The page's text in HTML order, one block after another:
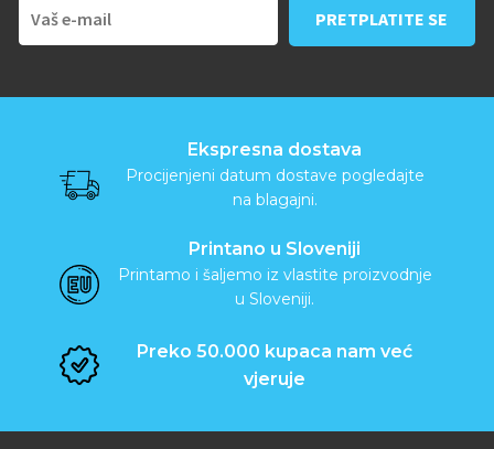
Ekspresna dostava
Procijenjeni datum dostave pogledajte
na blagajni.
Printano u Sloveniji
Printamo i šaljemo iz vlastite proizvodnje
u Sloveniji.
Preko 50.000 kupaca nam već
vjeruje